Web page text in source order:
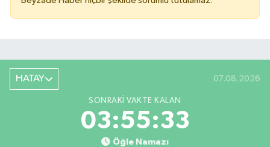
HATAY 07.08.2026
SONRAKI VAKTE KALAN
03:55:33
Öğle Namazı